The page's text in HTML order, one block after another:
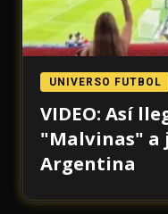
UNIVERSO FUTBOL
VIDEO: Así
"Malvinas" a
Argentina